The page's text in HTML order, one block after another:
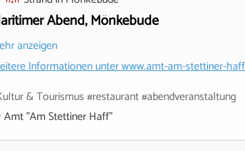
Abend, Mönkebude
anzeigen
Informationen unterwww.amt-am-stettiner-
& Tourismus #restaurant #abendveranstaltung
Amt "Am Stettiner Haff"